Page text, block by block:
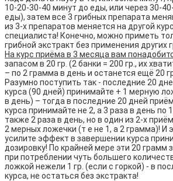
10-20-30-40 минут до еды, или через 30-
еды), затем все 3 грибных препарата
из 3-х препаратов меняется на другой
специалиста! Конечно, можно приметь
грибной экстракт без применения других
На курс приёма в 3 месяца вам
запасом в 20 гр. (2 банки = 200 гр., их
– по 2 грамма в день и останется ещё 20
Разумно поступить так - последние 20
курса (90 дней) принимайте + 1 мерную
в день) – тогда в последние 20 дней
курса принимайте не 2, а 3 раза в день по
также 2 раза в день, но в один из 2-х
2 мерных ложечки (т е не 1, а 2 грамма)! И
усилите эффект в завершении курса
дозировку! По крайней мере эти 20 грамм
при потреблении чуть большего
ложкой нежели 1 гр. (если с горкой) - в
курса, не остаться без экстракта!